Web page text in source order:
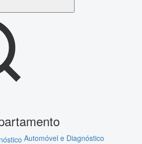
Automóvel e Diagnóstico